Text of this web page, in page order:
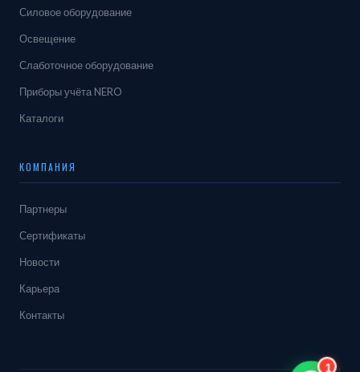
Силовое оборудование
Освещение
Слаботочное оборудование
Приборы учёта NERO
Каталоги
КОМПАНИЯ
Партнеры
Сертификаты
Новости
Карьера
Контакты